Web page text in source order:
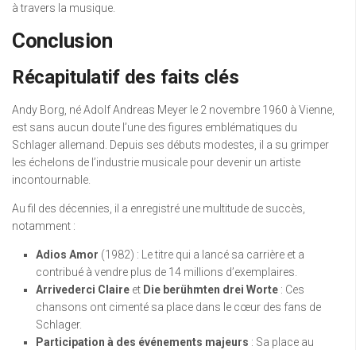
à travers la musique.
Conclusion
Récapitulatif des faits clés
Andy Borg, né Adolf Andreas Meyer le 2 novembre 1960 à Vienne,
est sans aucun doute l’une des figures emblématiques du
Schlager allemand. Depuis ses débuts modestes, il a su grimper
les échelons de l’industrie musicale pour devenir un artiste
incontournable.
Au fil des décennies, il a enregistré une multitude de succès,
notamment :
Adios Amor (1982) : Le titre qui a lancé sa carrière et a
contribué à vendre plus de 14 millions d’exemplaires.
Arrivederci Claire et Die berühmten drei Worte : Ces
chansons ont cimenté sa place dans le cœur des fans de
Schlager.
Participation à des événements majeurs : Sa place au